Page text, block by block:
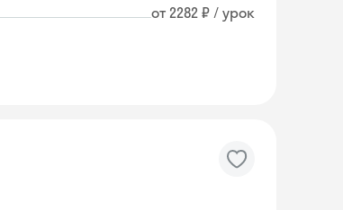
от 2282 ₽ / урок